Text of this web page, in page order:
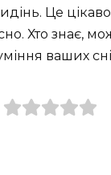
Це
Хто знає,
ваших